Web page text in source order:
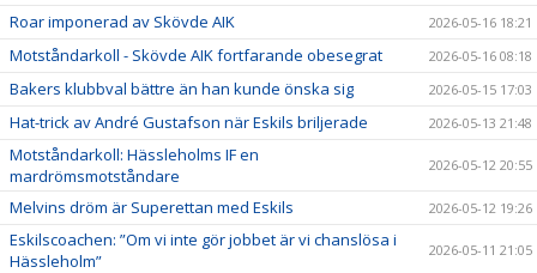
Roar imponerad av Skövde AIK 2026-05-16 18:21
Motståndarkoll - Skövde AIK fortfarande obesegrat 2026-05-16 08:18
Bakers klubbval bättre än han kunde önska sig 2026-05-15 17:03
Hat-trick av André Gustafson när Eskils briljerade 2026-05-13 21:48
Motståndarkoll: Hässleholms IF en
mardrömsmotståndare
2026-05-12 20:55
Melvins dröm är Superettan med Eskils 2026-05-12 19:26
Eskilscoachen: ”Om vi inte gör jobbet är vi chanslösa i
Hässleholm”
2026-05-11 21:05